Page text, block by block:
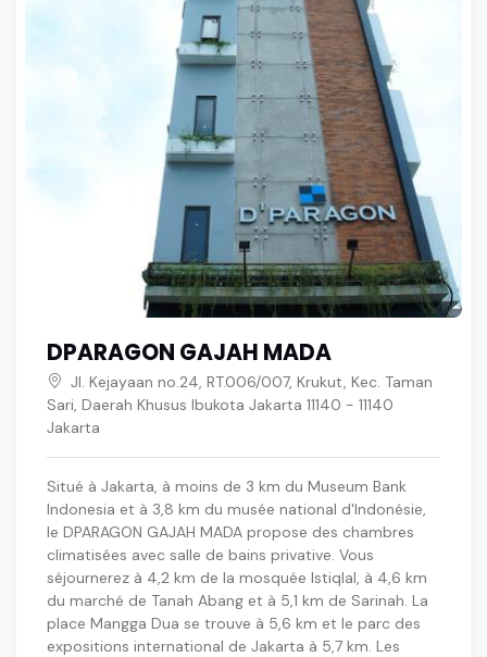
DPARAGON GAJAH MADA
Jl. Kejayaan no.24, RT.006/007, Krukut, Kec. Taman
Sari, Daerah Khusus Ibukota Jakarta 11140 - 11140
Jakarta
Situé à Jakarta, à moins de 3 km du Museum Bank
Indonesia et à 3,8 km du musée national d'Indonésie,
le DPARAGON GAJAH MADA propose des chambres
climatisées avec salle de bains privative. Vous
séjournerez à 4,2 km de la mosquée Istiqlal, à 4,6 km
du marché de Tanah Abang et à 5,1 km de Sarinah. La
place Mangga Dua se trouve à 5,6 km et le parc des
expositions international de Jakarta à 5,7 km. Les